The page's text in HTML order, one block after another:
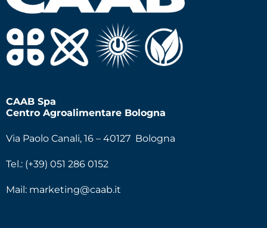
CAAB Spa
Centro Agroalimentare Bologna
Via Paolo Canali, 16 – 40127 Bologna
Tel.: (+39) 051 286 0152
Mail: marketing@caab.it